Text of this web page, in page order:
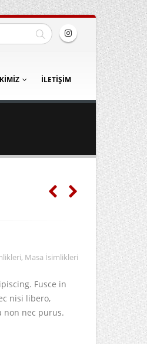
İLETIŞIM
, Masa İsimlikleri
Fusce in
nisi libero,
non nec purus.